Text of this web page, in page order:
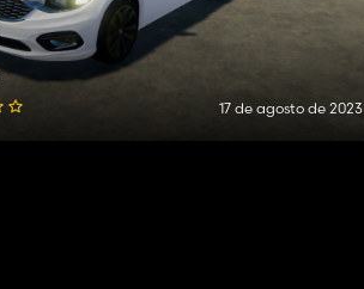
17 de agosto de 2023